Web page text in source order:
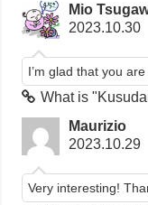
Mio
2023.10.30
I’m glad that you are
What is
Maurizio
2023.10.29
Very interesting!